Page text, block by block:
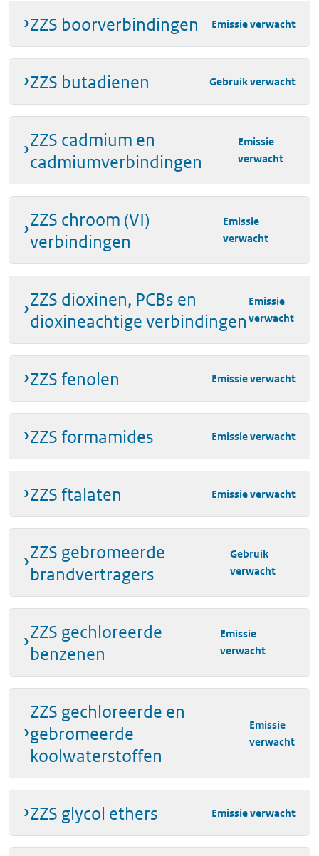
2,2',2'',2''',2''''-(ethaan-
acetaat
95-7
verwacht
azijnzuur
tellurium dioxide
7446-
07-3
Gebruik
verwacht
vanadiumpentoxide
Gebruik
ZZS boorverbindingen Emissie verwacht
ZZS butadienen Gebruik verwacht
ZZS cadmium en
cadmiumverbindingen
Emissie
verwacht
ZZS chroom (VI)
verbindingen
Emissie
verwacht
ZZS dioxinen, PCBs en
dioxineachtige verbindingen
Emissie
verwacht
ZZS fenolen Emissie verwacht
ZZS formamides Emissie verwacht
ZZS ftalaten Emissie verwacht
ZZS gebromeerde
brandvertragers
Gebruik
verwacht
ZZS gechloreerde
benzenen
Emissie
verwacht
ZZS gechloreerde en
gebromeerde
koolwaterstoffen
Emissie
verwacht
ZZS glycol ethers Emissie verwacht